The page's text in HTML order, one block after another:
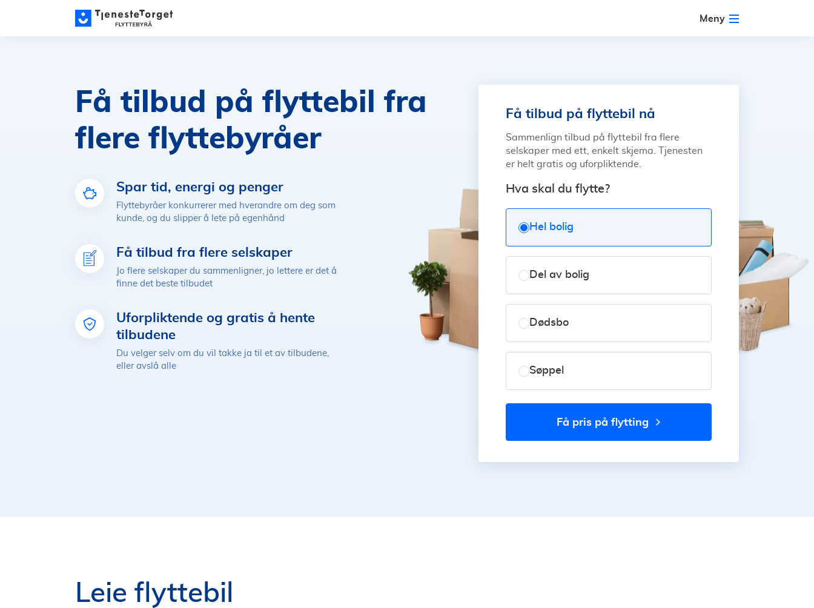
Meny
Få tilbud på flyttebil fra
flere flyttebyråer
Spar tid, energi og penger
Flyttebyråer konkurrerer med hverandre om deg som
kunde, og du slipper å lete på egenhånd
Få tilbud fra flere selskaper
Jo flere selskaper du sammenligner, jo lettere er det å
finne det beste tilbudet
Uforpliktende og gratis å hente
tilbudene
Du velger selv om du vil takke ja til et av tilbudene,
eller avslå alle
Få tilbud på flyttebil nå
Sammenlign tilbud på flyttebil fra flere
selskaper med ett, enkelt skjema. Tjenesten
er helt gratis og uforpliktende.
Hva skal du flytte?
Hel bolig
Del av bolig
Dødsbo
Søppel
få pris på flytting
Leie flyttebil